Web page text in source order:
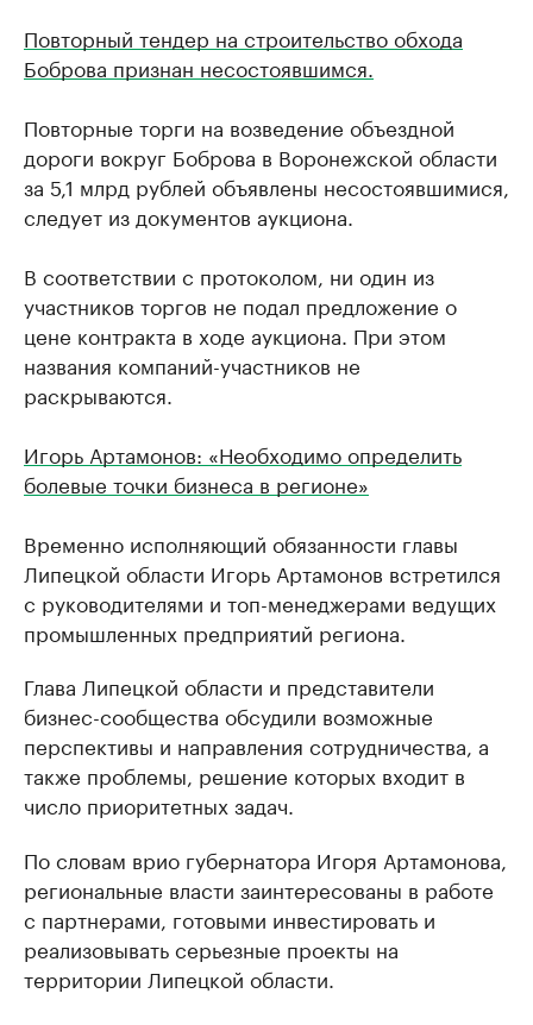
Повторный тендер на строительство обхода
Боброва признан несостоявшимся.
Повторные торги на возведение объездной
дороги вокруг Боброва в Воронежской области
за 5,1 млрд рублей объявлены несостоявшимися,
следует из документов аукциона.
В соответствии с протоколом, ни один из
участников торгов не подал предложение о
цене контракта в ходе аукциона. При этом
названия компаний-участников не
раскрываются.
Игорь Артамонов: «Необходимо определить
болевые точки бизнеса в регионе»
Временно исполняющий обязанности главы
Липецкой области Игорь Артамонов встретился
с руководителями и топ-менеджерами ведущих
промышленных предприятий региона.
Глава Липецкой области и представители
бизнес-сообщества обсудили возможные
перспективы и направления сотрудничества, а
также проблемы, решение которых входит в
число приоритетных задач.
По словам врио губернатора Игоря Артамонова,
региональные власти заинтересованы в работе
с партнерами, готовыми инвестировать и
реализовывать серьезные проекты на
территории Липецкой области.